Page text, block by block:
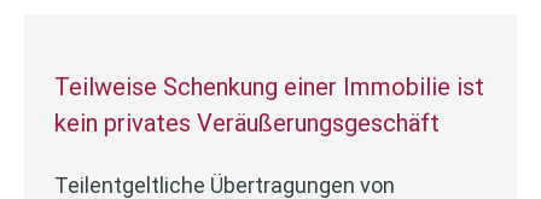
Teilweise Schenkung einer Immobilie ist
kein privates Veräußerungsgeschäft
Teilentgeltliche Übertragungen von